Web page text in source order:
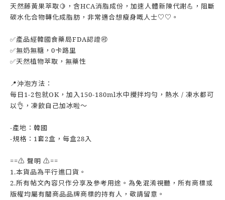
天然藤黃果萃取🍋，含HCA消脂成份，加速人體新陳代謝💪，阻斷
碳水化合物轉化成脂肪，非常適合想瘦身嘅人士♡♡。
✅產品經韓國食藥局FDA認證🉑
✅無奶無糖，0卡路里
✅天然植物萃取，無藥性
📍沖泡方法：
每日1-2包就OK，加入150-180ml水中攪拌均勻，熱水 / 凍水都可
以👌，凍飲自己加冰啦～
-產地：韓國
-規格：1套2盒，每盒28入
==⚠️ 聲明 ⚠️==
1.本貨品為平行進口貨。
2.所有帖文內容只作分享及參考用途。為免混淆視聽，所有商標或
版權均屬有關商品品牌商標的持有人，敬請留意。